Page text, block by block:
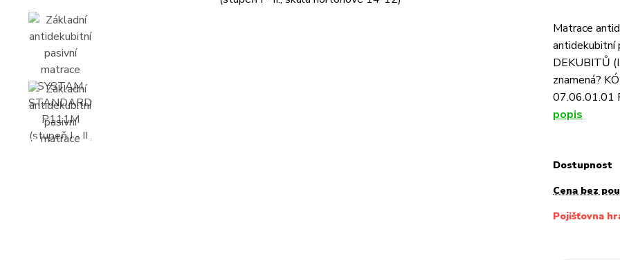
Matrace
antidekubitní
DEKUBITŮ
znamená?
07.06.01.01
popis
Dostupnost
Cena bez
Pojišťovna